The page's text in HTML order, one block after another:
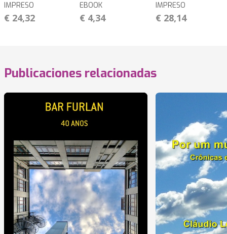
IMPRESO
€ 24,32
EBOOK
€ 4,34
IMPRESO
€ 28,14
Publicaciones relacionadas